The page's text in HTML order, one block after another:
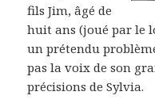
fils Jim, âgé de
huit ans (joué par le
un prétendu
pas la voix de son
précisions de Sylvia.